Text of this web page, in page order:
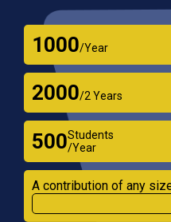
₹1000/Year
₹2000/2 Years
₹500Students
/Year
A contribution of any